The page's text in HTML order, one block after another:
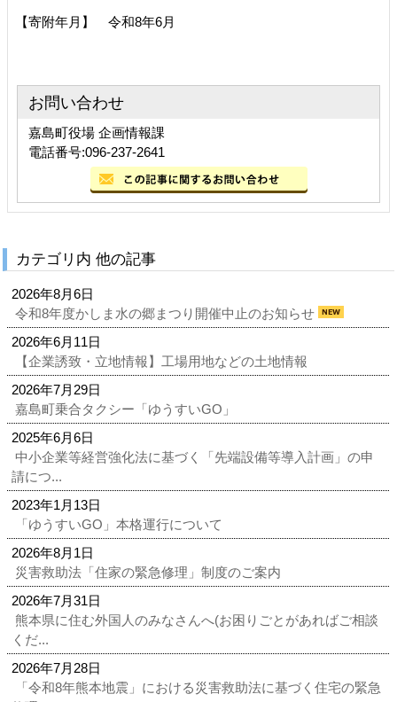
【寄附年月】 令和8年6月
お問い合わせ
嘉島町役場 企画情報課
電話番号:096-237-2641
カテゴリ内 他の記事
2026年8月6日
令和8年度かしま水の郷まつり開催中止のお知らせ
2026年6月11日
【企業誘致・立地情報】工場用地などの土地情報
2026年7月29日
嘉島町乗合タクシー「ゆうすいGO」
2025年6月6日
中小企業等経営強化法に基づく「先端設備等導入計画」の申
請につ...
2023年1月13日
「ゆうすいGO」本格運行について
2026年8月1日
災害救助法「住家の緊急修理」制度のご案内
2026年7月31日
熊本県に住む外国人のみなさんへ(お困りごとがあればご相談
くだ...
2026年7月28日
「令和8年熊本地震」における災害救助法に基づく住宅の緊急